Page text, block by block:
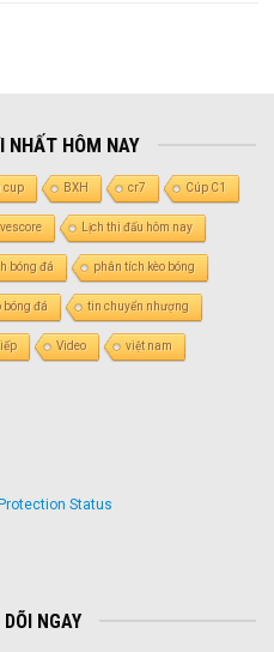
NHẤT HÔM NAY
cup BXH cr7 Cúp C1
Lịch thi đấu hôm nay
bóng đá phân tích kèo bóng
bóng đá tin chuyển nhượng
Video việt nam
NGAY